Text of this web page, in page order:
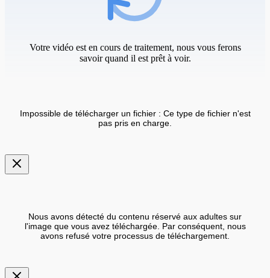
Votre vidéo est en cours de traitement, nous vous ferons
savoir quand il est prêt à voir.
Impossible de télécharger un fichier : Ce type de fichier n'est
pas pris en charge.
Nous avons détecté du contenu réservé aux adultes sur
l'image que vous avez téléchargée. Par conséquent, nous
avons refusé votre processus de téléchargement.